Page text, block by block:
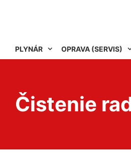
PLYNÁR OPRAVA (SERVIS)
Čistenie